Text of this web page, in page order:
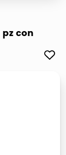
con